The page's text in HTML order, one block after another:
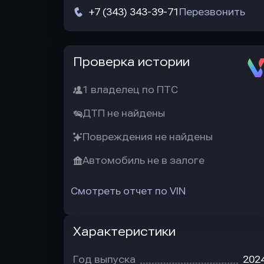
+7 (343) 343-39-71 Перезвонить
Проверка истории
1 владелец по ПТС
ДТП не найдены
Повреждения не найдены
Автомобиль не в залоге
Смотреть отчет по VIN
Характеристики
Год выпуска